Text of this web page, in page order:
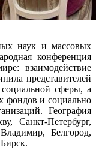
наук и массовых
конференция
взаимодействие
представителей
сферы, а
фондов и социально
География
Санкт-Петербург,
Белгород,